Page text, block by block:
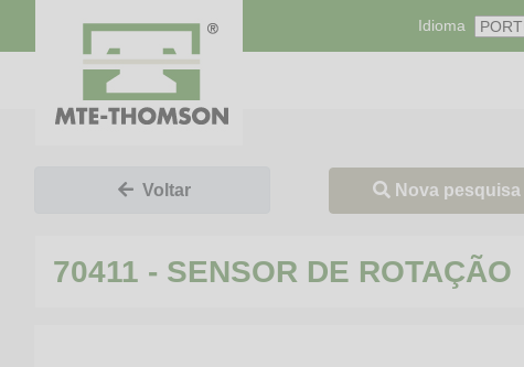
Idioma
Voltar Nova pesquisa
70411 - SENSOR DE ROTAÇÃO